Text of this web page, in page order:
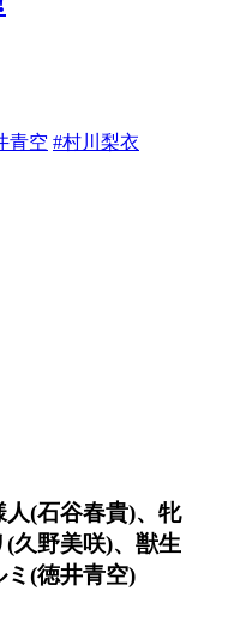
青空 #村川梨衣
(石谷春貴)、牝
久野美咲)、獣生
ミ(徳井青空)